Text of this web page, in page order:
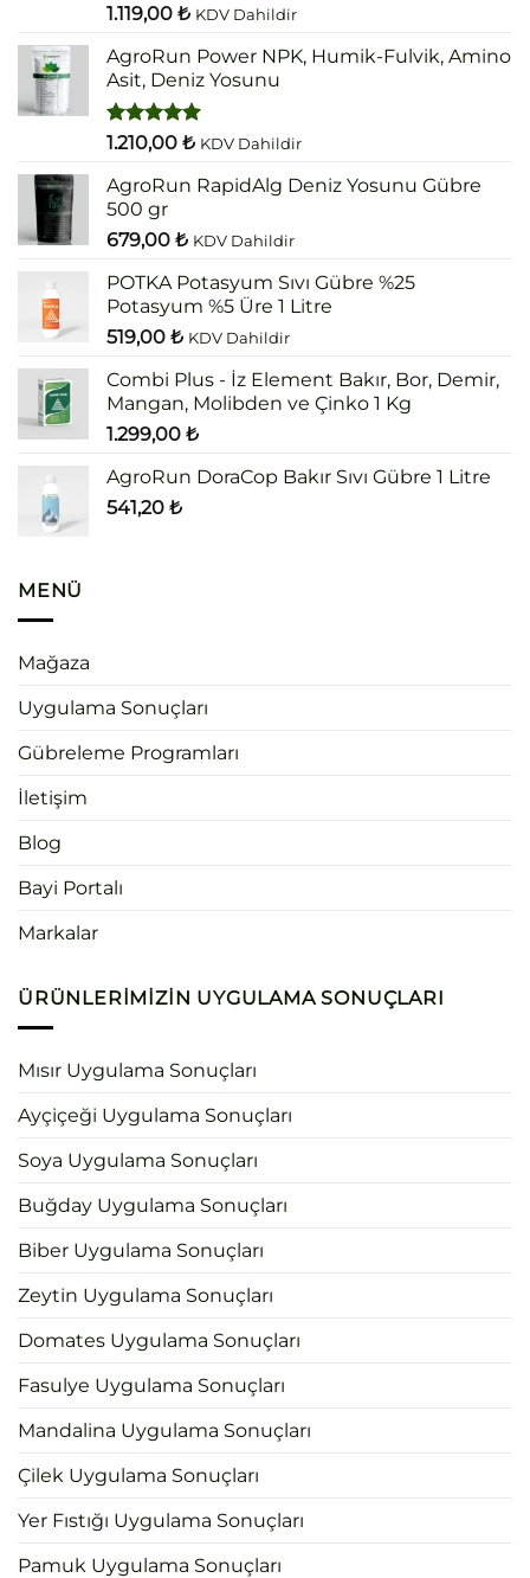
5 üzerinden
oy
aldı
1.119,00 ₺ KDV Dahildir
AgroRun Power NPK, Humik-Fulvik, Amino
Asit, Deniz Yosunu
5 üzerinden
oy
aldı
1.210,00 ₺ KDV Dahildir
AgroRun RapidAlg Deniz Yosunu Gübre
500 gr
679,00 ₺ KDV Dahildir
POTKA Potasyum Sıvı Gübre %25
Potasyum %5 Üre 1 Litre
519,00 ₺ KDV Dahildir
Combi Plus - İz Element Bakır, Bor, Demir,
Mangan, Molibden ve Çinko 1 Kg
1.299,00 ₺
AgroRun DoraCop Bakır Sıvı Gübre 1 Litre
541,20 ₺
MENÜ
Mağaza
Uygulama Sonuçları
Gübreleme Programları
İletişim
Blog
Bayi Portalı
Markalar
ÜRÜNLERIMIZIN UYGULAMA SONUÇLARI
Mısır Uygulama Sonuçları
Ayçiçeği Uygulama Sonuçları
Soya Uygulama Sonuçları
Buğday Uygulama Sonuçları
Biber Uygulama Sonuçları
Zeytin Uygulama Sonuçları
Domates Uygulama Sonuçları
Fasulye Uygulama Sonuçları
Mandalina Uygulama Sonuçları
Çilek Uygulama Sonuçları
Yer Fıstığı Uygulama Sonuçları
Pamuk Uygulama Sonuçları